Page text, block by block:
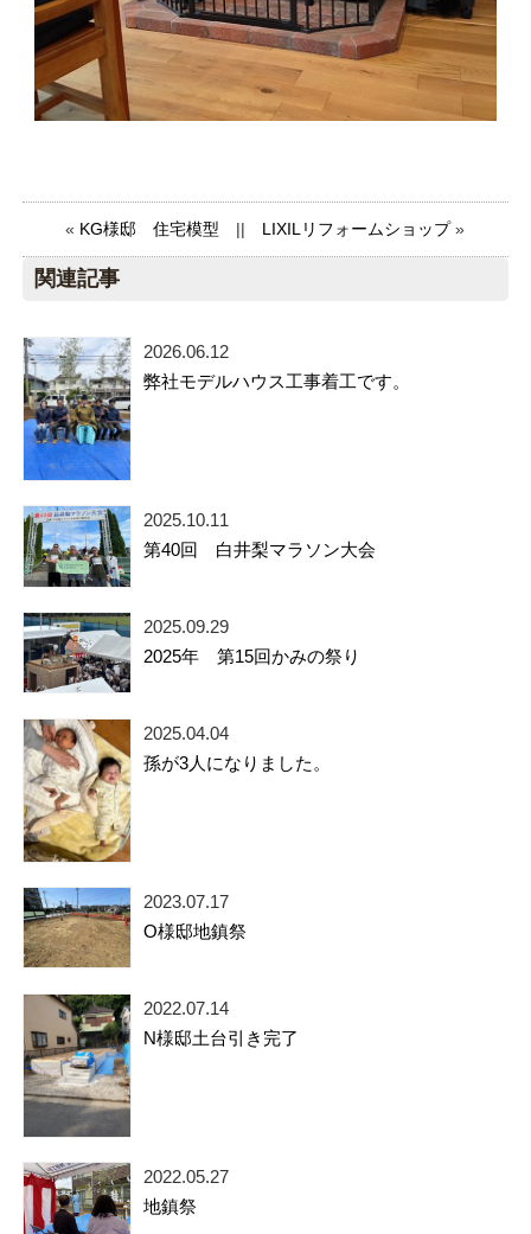
« KG様邸 住宅模型 || LIXILリフォームショップ»
関連記事
2026.06.12
弊社モデルハウス工事着工です。
2025.10.11
第40回 白井梨マラソン大会
2025.09.29
2025年 第15回かみの祭り
2025.04.04
孫が3人になりました。
2023.07.17
O様邸地鎮祭
2022.07.14
N様邸土台引き完了
2022.05.27
地鎮祭